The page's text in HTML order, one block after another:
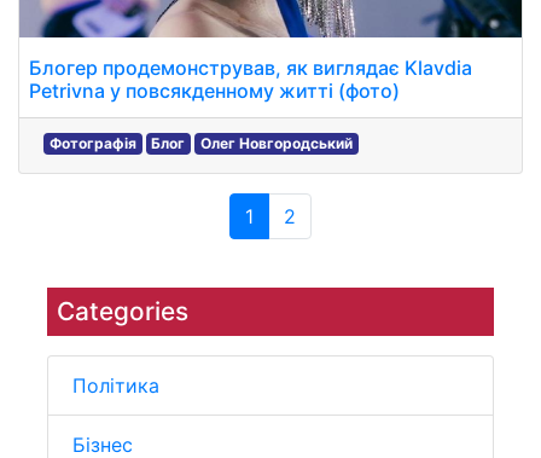
Categories
Політика
Бізнес
Блогер продемонстрував, як виглядає Klavdia
Petrivna у повсякденному житті (фото)
Фотографія Блог Олег Новгородський
1 2